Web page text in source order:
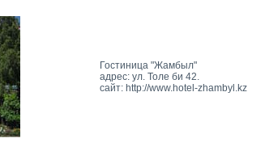
Гостиница "Жамбыл"
адрес: ул. Толе би 42.
сайт: http://www.hotel-zhambyl.kz